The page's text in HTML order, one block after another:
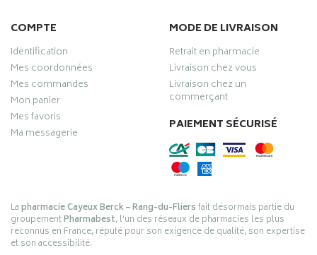
COMPTE
Identification
Mes coordonnées
Mes commandes
Mon panier
Mes favoris
Ma messagerie
MODE DE LIVRAISON
Retrait en pharmacie
Livraison chez vous
Livraison chez un
commerçant
PAIEMENT SÉCURISÉ
Lapharmacie Cayeux Berck – Rang-du-Fliersfait désormais partie du
groupementPharmabest, l’un des réseaux de pharmacies les plus
reconnus en France, réputé pour son exigence de qualité, son expertise
et son accessibilité.